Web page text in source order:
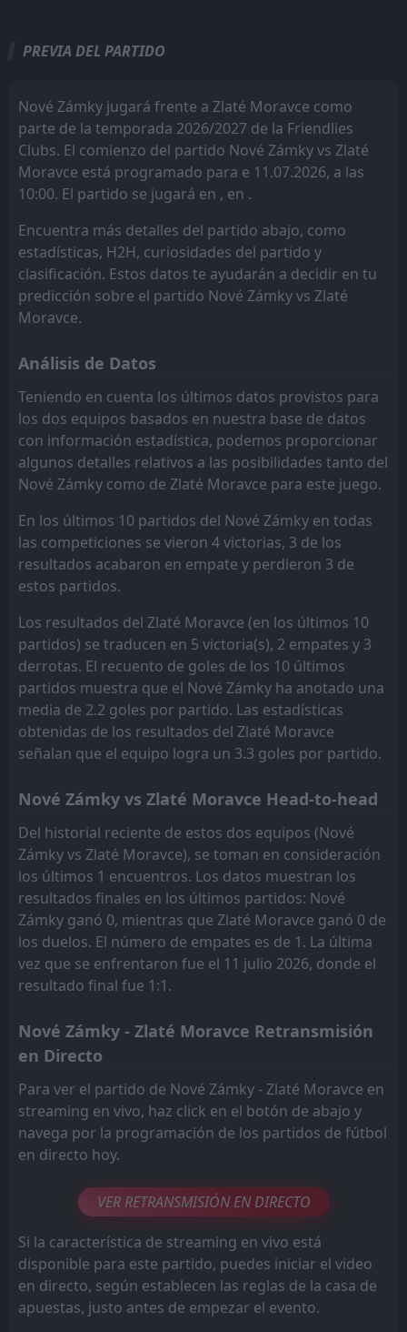
18
FT
08:00
11Jul
Nové Zámky
Zlaté Moravce
1
1
CANCELLED
12:00
Spartak Trnava
FT
08:00
04Jul
Slovan Duslo Šaľa
Zlaté Moravce
8
08:00
Zlaté Moravce
FT
27Jun
Zlaté Moravce
Dukla Banská Bystrica
FT
15:00
Jun
Tatran Cementáreň Ladce
Zlaté Moravce
1
5
W
FT
14Feb
Zbrojovka Brno II
3
FT
13:30
31Jan
Zlaté Moravce
Komárno
3
13:00
31Jan
Zlaté Moravce
FT
12:15
10Dec
Vlašim
Zlaté Moravce
3
16:00
22Oct
Zlaté Moravce
FK Košice
14:30
09Sep
Zlaté Moravce
7
W
FT
15:00
27
Svaty Peter
Zlaté Moravce
0
6
W
FT
19Jul
Skalica
Zlaté Moravce
2
PREVIA DEL PARTIDO
Nové Zámky jugará frente a Zlaté Moravce como
parte de la temporada 2026/2027 de la Friendlies
Clubs. El comienzo del partido Nové Zámky vs Zlaté
Moravce está programado para e 11.07.2026, a las
10:00. El partido se jugará en , en .
Encuentra más detalles del partido abajo, como
estadísticas, H2H, curiosidades del partido y
clasificación. Estos datos te ayudarán a decidir en tu
predicción sobre el partido Nové Zámky vs Zlaté
Moravce.
Análisis de Datos
Teniendo en cuenta los últimos datos provistos para
los dos equipos basados en nuestra base de datos
con información estadística, podemos proporcionar
algunos detalles relativos a las posibilidades tanto del
Nové Zámky como de Zlaté Moravce para este juego.
En los últimos 10 partidos del Nové Zámky en todas
las competiciones se vieron 4 victorias, 3 de los
resultados acabaron en empate y perdieron 3 de
estos partidos.
Los resultados del Zlaté Moravce (en los últimos 10
partidos) se traducen en 5 victoria(s), 2 empates y 3
derrotas. El recuento de goles de los 10 últimos
partidos muestra que el Nové Zámky ha anotado una
media de 2.2 goles por partido. Las estadísticas
obtenidas de los resultados del Zlaté Moravce
señalan que el equipo logra un 3.3 goles por partido.
Nové Zámky vs Zlaté Moravce Head-to-head
Del historial reciente de estos dos equipos (Nové
Zámky vs Zlaté Moravce), se toman en consideración
los últimos 1 encuentros. Los datos muestran los
resultados finales en los últimos partidos: Nové
Zámky ganó 0, mientras que Zlaté Moravce ganó 0 de
los duelos. El número de empates es de 1. La última
vez que se enfrentaron fue el 11 julio 2026, donde el
resultado final fue 1:1.
Nové Zámky - Zlaté Moravce Retransmisión
en Directo
Para ver el partido de Nové Zámky - Zlaté Moravce en
streaming en vivo, haz click en el botón de abajo y
navega por la programación de los partidos de fútbol
en directo hoy.
VER RETRANSMISIÓN EN DIRECTO
Si la característica de streaming en vivo está
disponible para este partido, puedes iniciar el video
en directo, según establecen las reglas de la casa de
apuestas, justo antes de empezar el evento.